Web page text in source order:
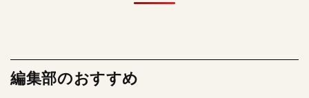
編集部のおすすめ